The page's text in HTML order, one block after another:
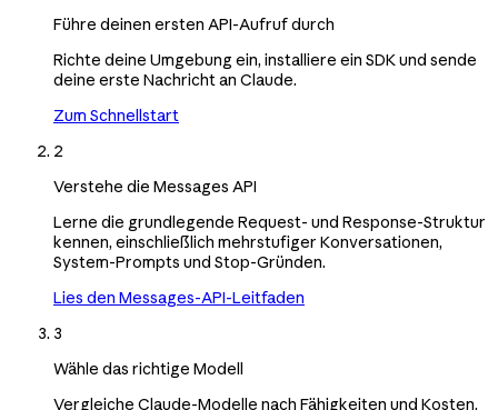
Führe deinen ersten API-Aufruf durch
Richte deine Umgebung ein, installiere ein SDK und sende
deine erste Nachricht an Claude.
Zum Schnellstart
2
Verstehe die Messages API
Lerne die grundlegende Request- und Response-Struktur
kennen, einschließlich mehrstufiger Konversationen,
System-Prompts und Stop-Gründen.
Lies den Messages-API-Leitfaden
3
Wähle das richtige Modell
Vergleiche Claude-Modelle nach Fähigkeiten und Kosten,